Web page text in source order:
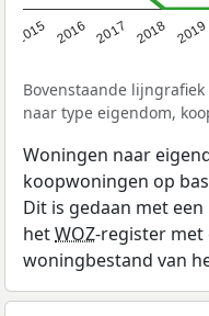
2015 2016 2017 2018 2019
Bovenstaande
naar type eigendom,
Woningen naar
koopwoningen op
Dit is gedaan met
hetWOZ-register met
woningbestand van